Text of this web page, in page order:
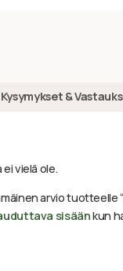
Kysymykset &
vielä ole.
arvio tuotteelle
sisäänkun